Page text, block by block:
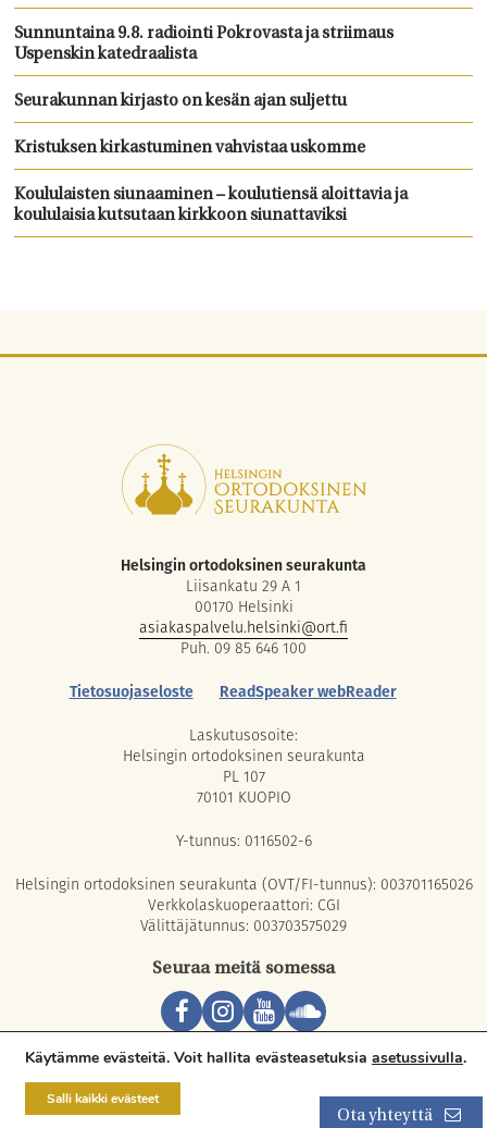
Sunnuntaina 9.8. radiointi Pokrovasta ja striimaus
Uspenskin katedraalista
Seurakunnan kirjasto on kesän ajan suljettu
Kristuksen kirkastuminen vahvistaa uskomme
Koululaisten siunaaminen – koulutiensä aloittavia ja
koululaisia kutsutaan kirkkoon siunattaviksi
Helsingin ortodoksinen seurakunta
Liisankatu 29 A 1
00170 Helsinki
asiakaspalvelu.helsinki@ort.fi
Puh. 09 85 646 100
Tietosuojaseloste
ReadSpeaker webReader
Laskutusosoite:
Helsingin ortodoksinen seurakunta
PL 107
70101 KUOPIO
Y-tunnus: 0116502-6
Helsingin ortodoksinen seurakunta (OVT/FI-tunnus): 003701165026
Verkkolaskuoperaattori: CGI
Välittäjätunnus: 003703575029
Seuraa meitä somessa
Copyright © 2026 Orthodox Parish of Helsinki. All rights reserved.
Ota yhteyttä
Käytämme evästeitä. Voit hallita evästeasetuksia asetussivulla.
Salli kaikki evästeet